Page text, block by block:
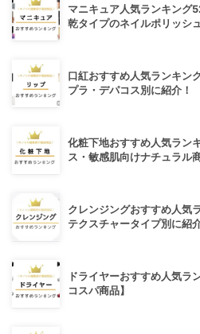
マニキュア人気ランキング
乾タイプのネイルポリッシ
口紅おすすめ人気ランキン
プラ・デパコス別に紹介！
化粧下地おすすめ人気ラン
ス・敏感肌向けナチュラル
クレンジングおすすめ人気
テクスチャータイプ別に紹
ドライヤーおすすめ人気ラ
コスパ商品】